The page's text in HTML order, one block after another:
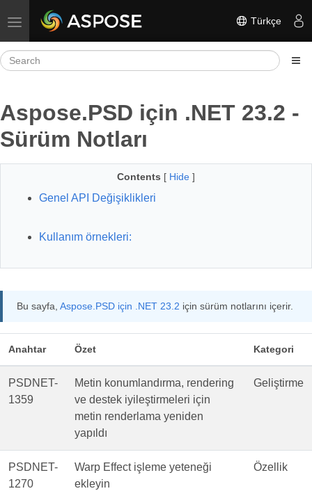
Toggle navigation Türkçe
Aspose.PSD için .NET 23.2 -
Sürüm Notları
Contents [ Hide ]
Genel API Değişiklikleri
Kullanım örnekleri:
Bu sayfa, Aspose.PSD için .NET 23.2 için sürüm notlarını içerir.
Anahtar Özet Kategori
PSDNET-
1359
Metin konumlandırma, rendering
ve destek iyileştirmeleri için
metin renderlama yeniden
yapıldı
Geliştirme
PSDNET-
1270
Warp Effect işleme yeteneği
ekleyin
Özellik